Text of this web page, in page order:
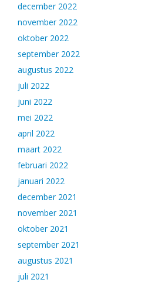
december 2022
november 2022
oktober 2022
september 2022
augustus 2022
juli 2022
juni 2022
mei 2022
april 2022
maart 2022
februari 2022
januari 2022
december 2021
november 2021
oktober 2021
september 2021
augustus 2021
juli 2021